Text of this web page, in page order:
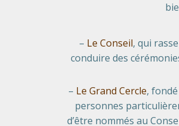
– Le Conseil, qui
conduire des
– Le Grand Cercle,
personnes
d’être nommés au